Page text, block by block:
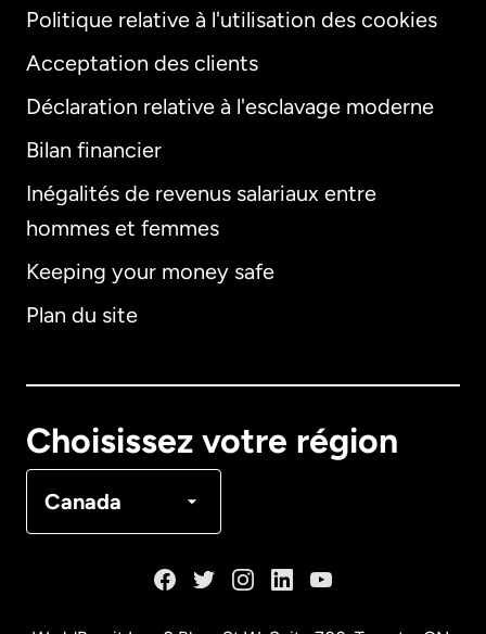
Politique relative à l'utilisation des cookies
Acceptation des clients
Déclaration relative à l'esclavage moderne
Bilan financier
Inégalités de revenus salariaux entre
hommes et femmes
Keeping your money safe
Plan du site
Choisissez votre région
Canada
International
Allemagne
Français